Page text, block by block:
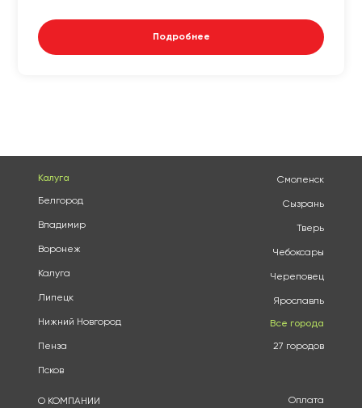
Подробнее
Калуга
Белгород
Владимир
Воронеж
Калуга
Липецк
Нижний Новгород
Пенза
Псков
Смоленск
Сызрань
Тверь
Чебоксары
Череповец
Ярославль
Все города
27 городов
О КОМПАНИИ Оплата